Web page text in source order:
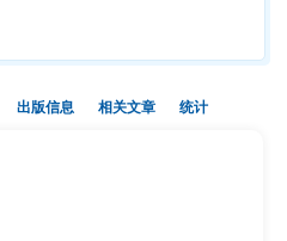
出版信息 相关文章 统计